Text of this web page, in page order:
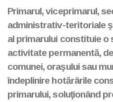
Primarul, viceprimarul,
administrativ-teritoriale
al primarului constituie o
activitate permanentă,
comunei, oraşului sau
îndeplinire hotărârile
primarului, soluţionând